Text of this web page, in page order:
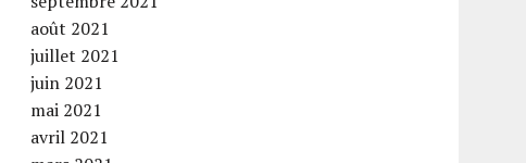
août 2021
juillet 2021
juin 2021
mai 2021
avril 2021